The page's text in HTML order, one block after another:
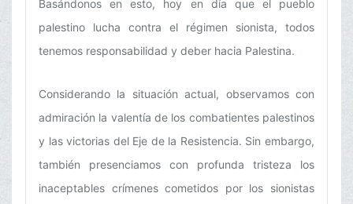
Basándonos en esto, hoy en día que el pueblo
palestino lucha contra el régimen sionista, todos
tenemos responsabilidad y deber hacia Palestina.
Considerando la situación actual, observamos con
admiración la valentía de los combatientes palestinos
y las victorias del Eje de la Resistencia. Sin embargo,
también presenciamos con profunda tristeza los
inaceptables crímenes cometidos por los sionistas